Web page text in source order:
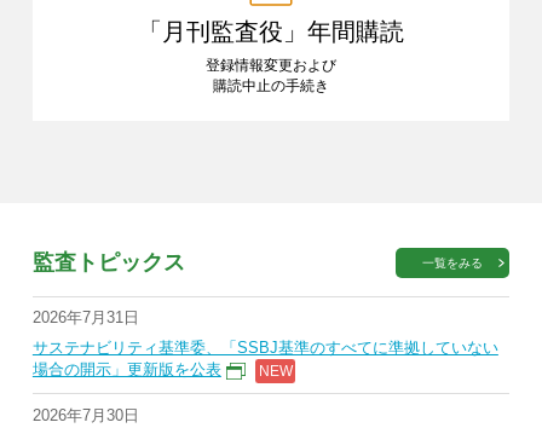
「月刊監査役」 年間購読
登録情報変更および
購読中止の手続き
監査トピックス 一覧をみる
2026年7月31日
サステナビリティ基準委、「SSBJ基準のすべてに準拠していない
場合の開示」更新版を公表
2026年7月30日